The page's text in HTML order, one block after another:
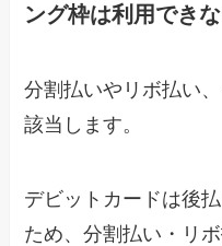
ング枠は利用でき
分割払いやリボ払い
該当します。
デビットカードは後
ため、分割払い・リ